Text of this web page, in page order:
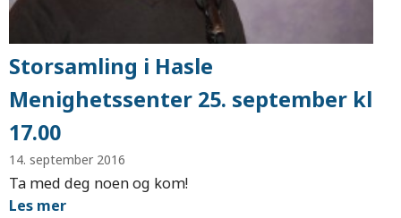
Storsamling i Hasle
Menighetssenter 25. september kl
17.00
14. september 2016
Ta med deg noen og kom!
Les mer